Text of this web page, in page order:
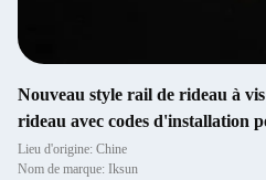
Nouveau style rail de rideau à
rideau avec codes d'installation
Lieu d'origine: Chine
Nom de marque: Iksun